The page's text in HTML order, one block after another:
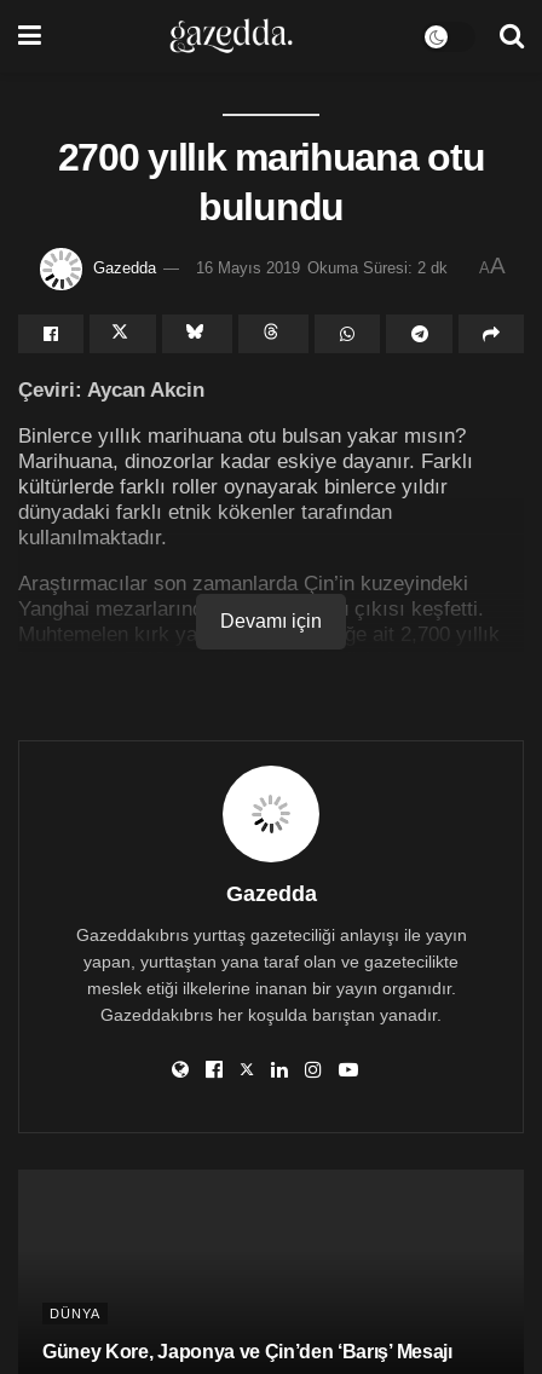
2700 yıllık marihuana otu
bulundu
Gazedda 16 Mayıs 2019 Okuma Süresi: 2 dk AA
Çeviri: Aycan Akcin
Binlerce yıllık marihuana otu bulsan yakar mısın?
Marihuana, dinozorlar kadar eskiye dayanır. Farklı
kültürlerde farklı roller oynayarak binlerce yıldır
dünyadaki farklı etnik kökenler tarafından
kullanılmaktadır.
Araştırmacılar son zamanlarda Çin’in kuzeyindeki
Yanghai mezarlarında marihuana otu çıkısı keşfetti.
Muhtemelen kırk yaşlarında bir erkeğe ait 2,700 yıllık
çıkı esrar kokusu ve tadını kaybetmiş olmasına rağmen
hala yeşilliğini koruyor.
Uluslararası bir araştırma ekibi 789 gram olan
marihuana çıkısını inceledi ve içeriğinde bulunan ve
ana psikoaktif kiyasal bileşen olan tetrahidrokanabinol
(THC) rastladı; bu da onu kenevirden farklılaştırıyor.
Yani bu mariuana büyük olasılıkla rekreasyon
keneviriydi. Bu durumda soru şu: eskiler marihuana ile
kafa mı buluyordu? Lider araştırmacı Ethan Russo’ya
yetiştirilenlerle çok benzerlik gösteriyor.
Kaynak:
Devamı için
Gazedda
Gazeddakıbrıs yurttaş gazeteciliği anlayışı ile yayın
yapan, yurttaştan yana taraf olan ve gazetecilikte
meslek etiği ilkelerine inanan bir yayın organıdır.
Gazeddakıbrıs her koşulda barıştan yanadır.
DÜNYA
Güney Kore, Japonya ve Çin’den ‘Barış’ Mesajı